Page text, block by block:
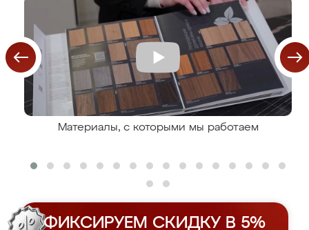
Материалы, с которыми мы работаем
ФИКСИРУЕМ СКИДКУ В 5%